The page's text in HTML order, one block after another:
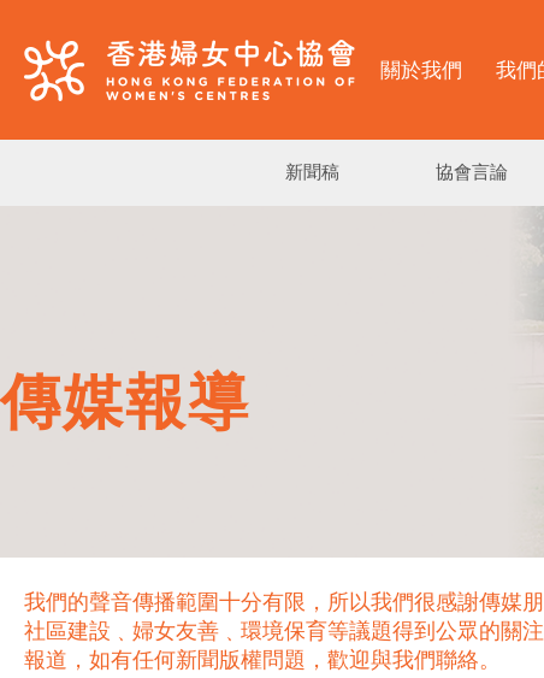
關於我們 我們
新聞稿 協會言論
傳媒報導
我們的聲音傳播範圍十分有限，所以我們很感謝傳媒
社區建設﹑婦女友善﹑環境保育等議題得到公眾的關
報道，如有任何新聞版權問題，歡迎與我們聯絡。